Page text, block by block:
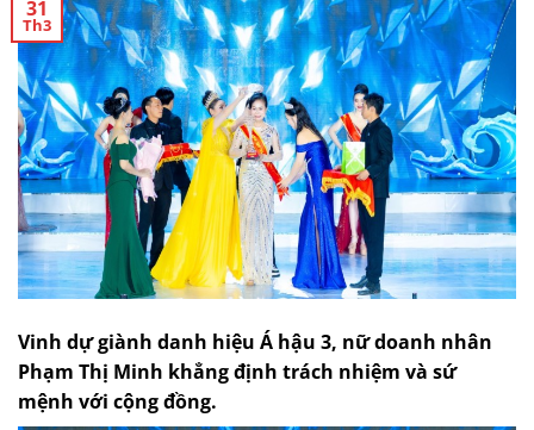
31
Th3
Vinh dự giành danh hiệu Á hậu 3, nữ doanh nhân
Phạm Thị Minh khẳng định trách nhiệm và sứ
mệnh với cộng đồng.